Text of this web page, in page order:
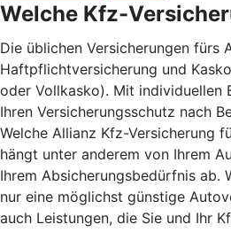
Welche Kfz-
Die üblichen Versicherungen fürs
Haftpflichtversicherung und
oder Vollkasko). Mit individuellen
Ihren Versicherungsschutz nach
Welche Allianz Kfz-Versicherung
hängt unter anderem von Ihrem
Ihrem Absicherungsbedürfnis ab.
nur eine möglichst günstige
auch Leistungen, die Sie und Ihr